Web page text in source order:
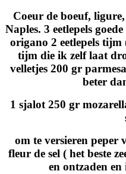
Coeur de boeuf,
Naples. 3 eetlepels
origano 2 eetlepels
tijm die ik zelf laat
velletjes 200 gr
beter
1 sjalot 250 gr
om te versieren peper
fleur de sel ( het beste
en ontzaden